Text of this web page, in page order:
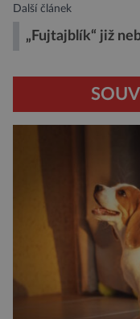
Další článek
„Fujtajblík“ již